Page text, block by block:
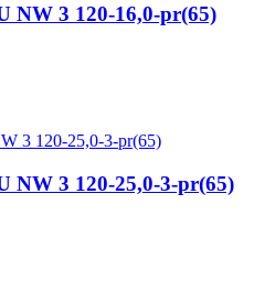
NW 3 120-16,0-pr(65)
NW 3 120-25,0-3-pr(65)